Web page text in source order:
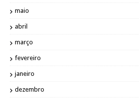
maio
abril
março
fevereiro
janeiro
dezembro